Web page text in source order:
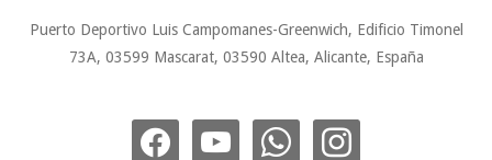
Puerto Deportivo Luis Campomanes-Greenwich, Edificio Timonel
73A, 03599 Mascarat, 03590 Altea, Alicante, España